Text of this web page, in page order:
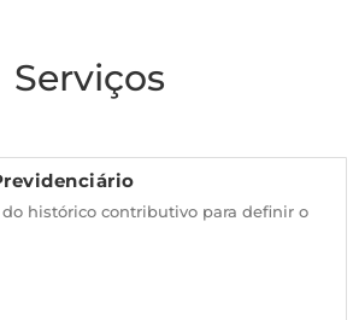
Serviços
histórico contributivo para definir o